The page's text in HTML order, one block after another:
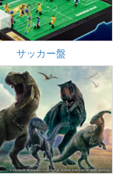
サッカー盤